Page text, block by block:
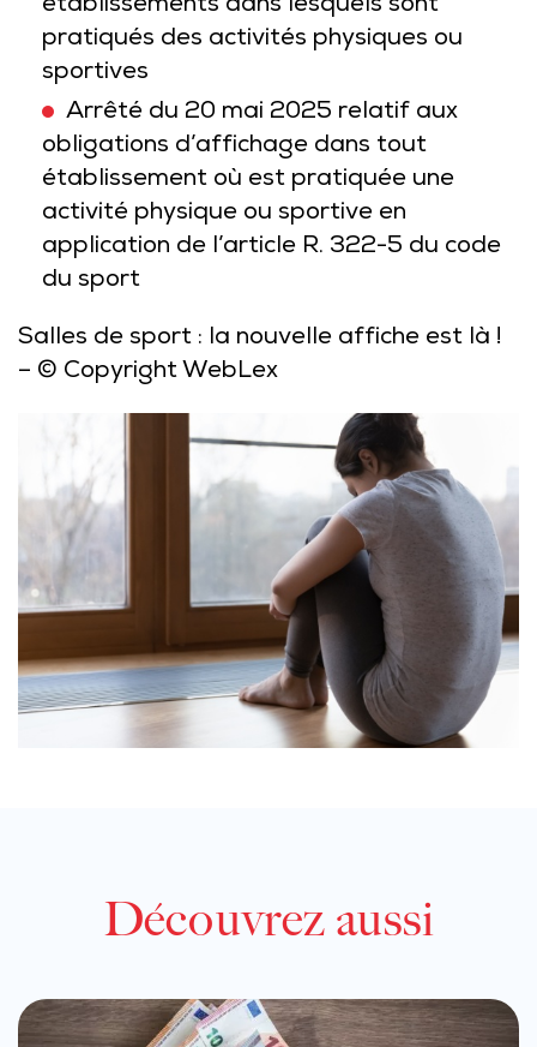
établissements dans lesquels sont
pratiqués des activités physiques ou
sportives
Arrêté du 20 mai 2025 relatif aux
obligations d’affichage dans tout
établissement où est pratiquée une
activité physique ou sportive en
application de l’article R. 322-5 du code
du sport
Salles de sport : la nouvelle affiche est là !
– © Copyright WebLex
Découvrez aussi